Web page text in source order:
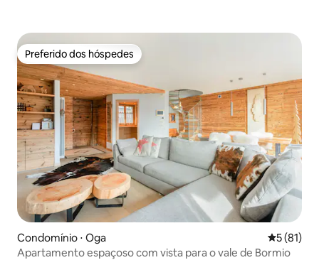
Preferido dos hóspedes
Preferido dos hóspedes
Condomínio ⋅ Oga 5 de uma
5 (81)
Apartamento espaçoso com vista para o vale de Bormio